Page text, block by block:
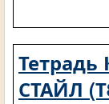
СТАЙЛ